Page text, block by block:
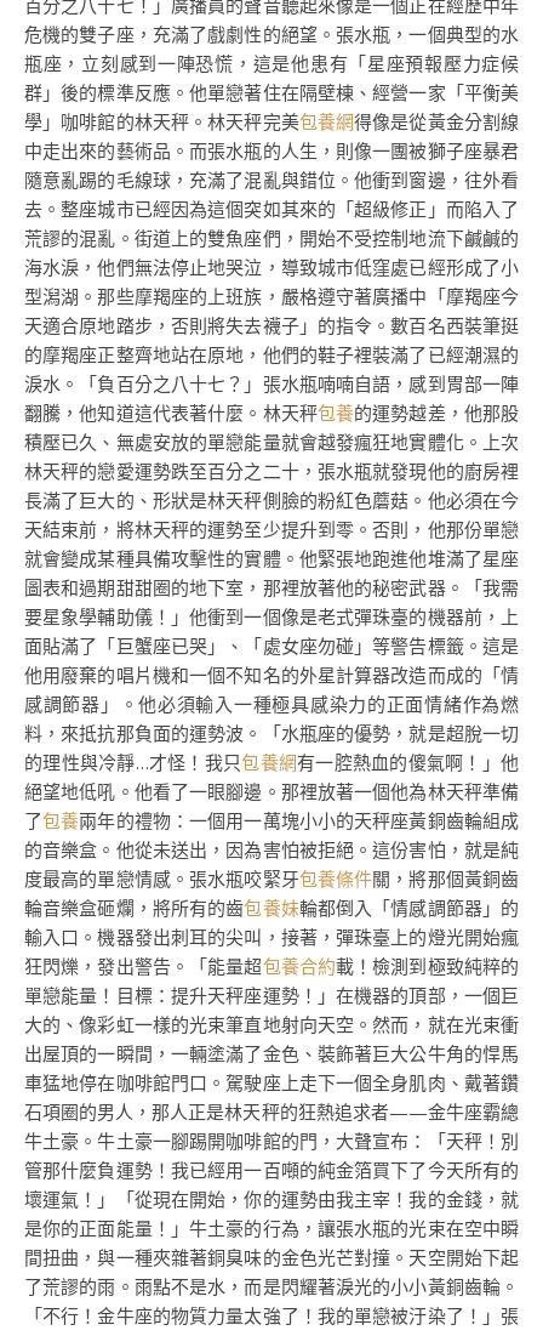
百分之八十七！」廣播員的聲音聽起來像是一個正在經歷中年
危機的雙子座，充滿了戲劇性的絕望。張水瓶，一個典型的水
瓶座，立刻感到一陣恐慌，這是他患有「星座預報壓力症候
群」後的標準反應。他單戀著住在隔壁棟、經營一家「平衡美
學」咖啡館的林天秤。林天秤完美包養網得像是從黃金分割線
中走出來的藝術品。而張水瓶的人生，則像一團被獅子座暴君
隨意亂踢的毛線球，充滿了混亂與錯位。他衝到窗邊，往外看
去。整座城市已經因為這個突如其來的「超級修正」而陷入了
荒謬的混亂。街道上的雙魚座們，開始不受控制地流下鹹鹹的
海水淚，他們無法停止地哭泣，導致城市低窪處已經形成了小
型潟湖。那些摩羯座的上班族，嚴格遵守著廣播中「摩羯座今
天適合原地踏步，否則將失去襪子」的指令。數百名西裝筆挺
的摩羯座正整齊地站在原地，他們的鞋子裡裝滿了已經潮濕的
淚水。「負百分之八十七？」張水瓶喃喃自語，感到胃部一陣
翻騰，他知道這代表著什麼。林天秤包養的運勢越差，他那股
積壓已久、無處安放的單戀能量就會越發瘋狂地實體化。上次
林天秤的戀愛運勢跌至百分之二十，張水瓶就發現他的廚房裡
長滿了巨大的、形狀是林天秤側臉的粉紅色蘑菇。他必須在今
天結束前，將林天秤的運勢至少提升到零。否則，他那份單戀
就會變成某種具備攻擊性的實體。他緊張地跑進他堆滿了星座
圖表和過期甜甜圈的地下室，那裡放著他的秘密武器。「我需
要星象學輔助儀！」他衝到一個像是老式彈珠臺的機器前，上
面貼滿了「巨蟹座已哭」、「處女座勿碰」等警告標籤。這是
他用廢棄的唱片機和一個不知名的外星計算器改造而成的「情
感調節器」。他必須輸入一種極具感染力的正面情緒作為燃
料，來抵抗那負面的運勢波。「水瓶座的優勢，就是超脫一切
的理性與冷靜…才怪！我只包養網有一腔熱血的傻氣啊！」他
絕望地低吼。他看了一眼腳邊。那裡放著一個他為林天秤準備
了包養兩年的禮物：一個用一萬塊小小的天秤座黃銅齒輪組成
的音樂盒。他從未送出，因為害怕被拒絕。這份害怕，就是純
度最高的單戀情感。張水瓶咬緊牙包養條件關，將那個黃銅齒
輪音樂盒砸爛，將所有的齒包養妹輪都倒入「情感調節器」的
輸入口。機器發出刺耳的尖叫，接著，彈珠臺上的燈光開始瘋
狂閃爍，發出警告。「能量超包養合約載！檢測到極致純粹的
單戀能量！目標：提升天秤座運勢！」在機器的頂部，一個巨
大的、像彩虹一樣的光束筆直地射向天空。然而，就在光束衝
出屋頂的一瞬間，一輛塗滿了金色、裝飾著巨大公牛角的悍馬
車猛地停在咖啡館門口。駕駛座上走下一個全身肌肉、戴著鑽
石項圈的男人，那人正是林天秤的狂熱追求者——金牛座霸總
牛土豪。牛土豪一腳踢開咖啡館的門，大聲宣布：「天秤！別
管那什麼負運勢！我已經用一百噸的純金箔買下了今天所有的
壞運氣！」「從現在開始，你的運勢由我主宰！我的金錢，就
是你的正面能量！」牛土豪的行為，讓張水瓶的光束在空中瞬
間扭曲，與一種夾雜著銅臭味的金色光芒對撞。天空開始下起
了荒謬的雨。雨點不是水，而是閃耀著淚光的小小黃銅齒輪。
「不行！金牛座的物質力量太強了！我的單戀被汙染了！」張